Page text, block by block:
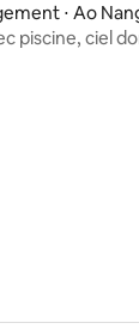
la base de
⋅ Ao
piscine, ciel